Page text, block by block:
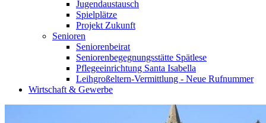
Jugendaustausch
Spielplätze
Projekt Zukunft
Senioren
Seniorenbeirat
Seniorenbegegnungsstätte Spätlese
Pflegeeinrichtung Santa Isabella
Leihgroßeltern-Vermittlung - Neue Rufnummer
Wirtschaft & Gewerbe